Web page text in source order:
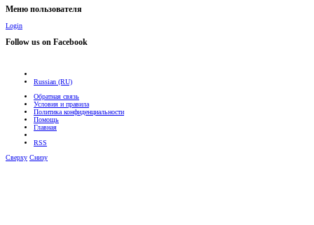
Меню пользователя
Login
Follow us on Facebook
Russian (RU)
Обратная связь
Условия и правила
Политика конфиденциальности
Помощь
Главная
RSS
Сверху Снизу